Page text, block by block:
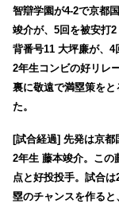
智辯学園が4-2で京都
竣介が、5回を被安打
背番号11 大坪廉が、
2年生コンビの好リレ
裏に敬遠で満塁策をと
た。
[試合経過] 先発は京都
2年生 藤本竣介。この
点と好投投手。試合
塁のチャンスを作る